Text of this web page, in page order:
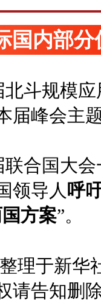
国内部
北斗规模应
届峰会主
联合国大
领导人 呼
方案”。
理于新华
请告知删